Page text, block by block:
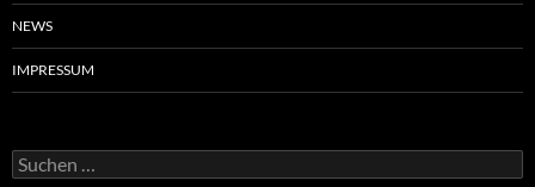
NEWS
IMPRESSUM
Suchen
nach: